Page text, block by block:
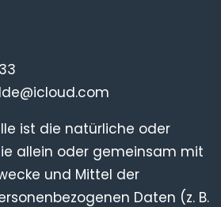
ist die natürliche oder
allein oder gemeinsam mit
und Mittel der
Daten (z. B.